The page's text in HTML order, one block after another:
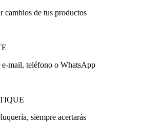
cambios de tus productos
mail, teléfono o WhatsApp
siempre acertarás